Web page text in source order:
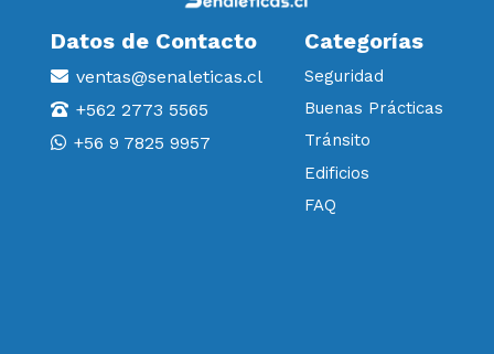
Datos de Contacto
ventas@senaleticas.cl
+562 2773 5565
+56 9 7825 9957
Categorías
Seguridad
Buenas Prácticas
Tránsito
Edificios
FAQ